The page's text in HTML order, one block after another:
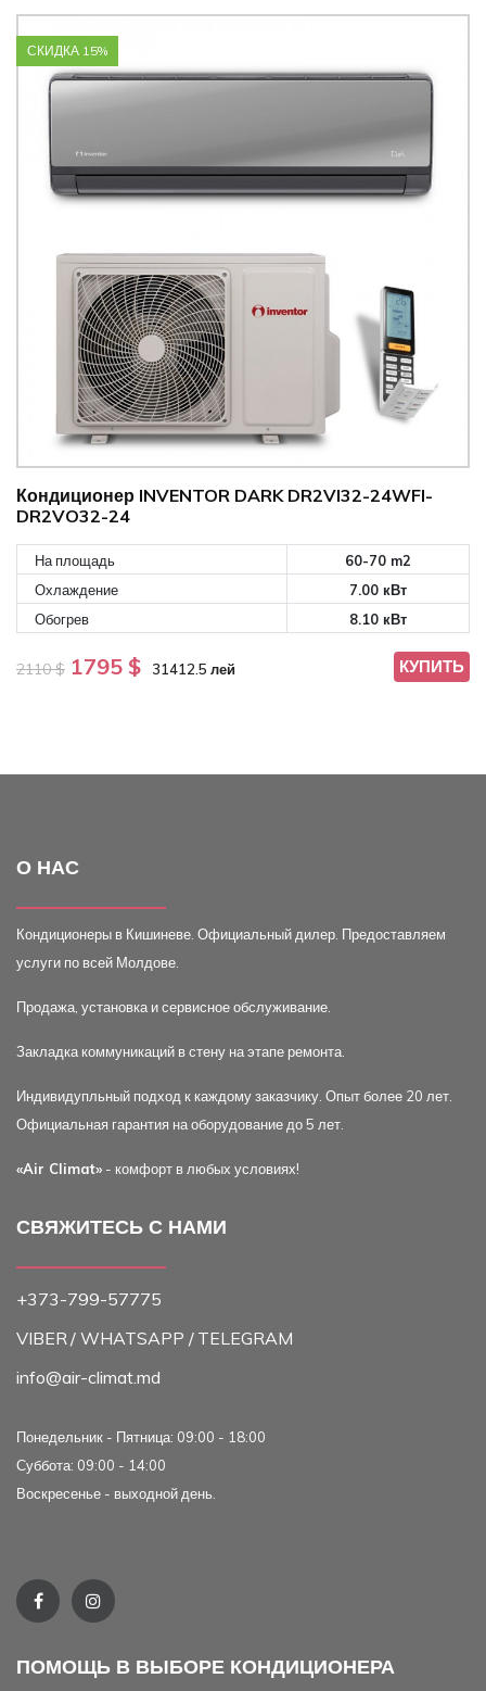
СКИДКА 15%
Кондиционер INVENTOR DARK DR2VI32-24WFI-
DR2VO32-24
На площадь
60-70 m2
Охлаждение
7.00 кВт
Обогрев
8.10 кВт
2110 $ 1795 $ 31412.5 лей КУПИТЬ
О НАС
Кондиционеры в Кишиневе. Официальный дилер. Предоставляем
услуги по всей Молдове.
Продажа, установка и сервисное обслуживание.
Закладка коммуникаций в стену на этапе ремонта.
Индивидупльный подход к каждому заказчику. Опыт более 20 лет.
Официальная гарантия на оборудование до 5 лет.
«Air Climat» - комфорт в любых условиях!
СВЯЖИТЕСЬ С НАМИ
+373-799-57775
VIBER/ WHATSAPP / TELEGRAM
info@air-climat.md
Понедельник - Пятница: 09:00 - 18:00
Суббота: 09:00 - 14:00
Воскресенье - выходной день.
ПОМОЩЬ В ВЫБОРЕ КОНДИЦИОНЕРА